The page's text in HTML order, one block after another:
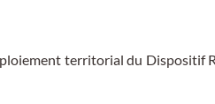
territorial du Dispositif